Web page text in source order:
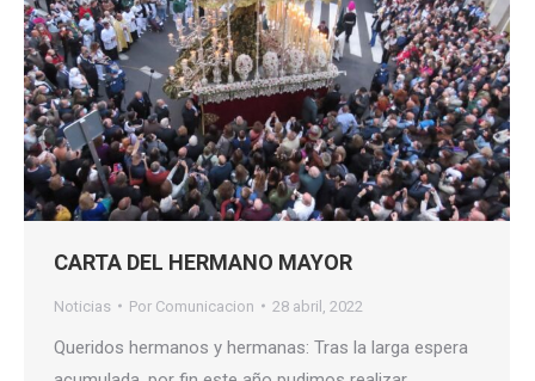
CARTA DEL HERMANO MAYOR
Noticias Por Comunicacion 28 abril, 2022
Queridos hermanos y hermanas: Tras la larga espera